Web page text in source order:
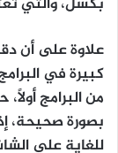
علاوة على أن
كبيرة في
من البرامج
بصورة صحيحة،
للغاية على